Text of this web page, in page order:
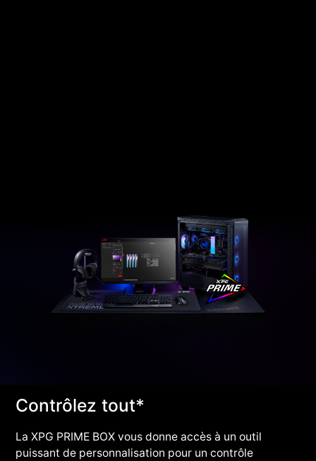
Contrôlez tout*
La XPG PRIME BOX vous donne accès à un outil
puissant de personnalisation pour un contrôle